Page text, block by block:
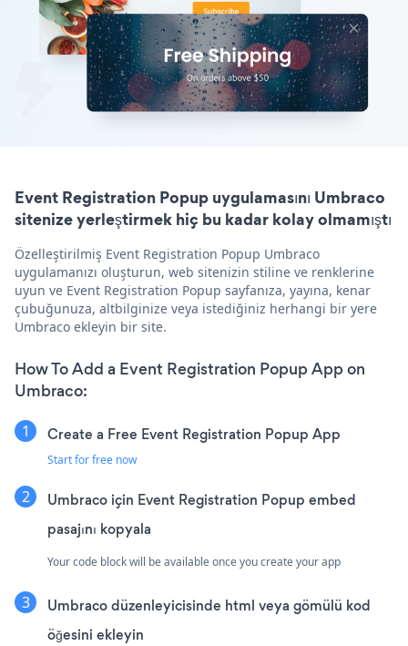
Event Registration Popup uygulamasını Umbraco
sitenize yerleştirmek hiç bu kadar kolay olmamıştı
Özelleştirilmiş Event Registration Popup Umbraco
uygulamanızı oluşturun, web sitenizin stiline ve renklerine
uyun ve Event Registration Popup sayfanıza, yayına, kenar
çubuğunuza, altbilginize veya istediğiniz herhangi bir yere
Umbraco ekleyin bir site.
How To Add a Event Registration Popup App on
Umbraco:
Create a Free Event Registration Popup App
Start for free now
Umbraco için Event Registration Popup embed
pasajını kopyala
Your code block will be available once you create your app
Umbraco düzenleyicisinde html veya gömülü kod
öğesini ekleyin